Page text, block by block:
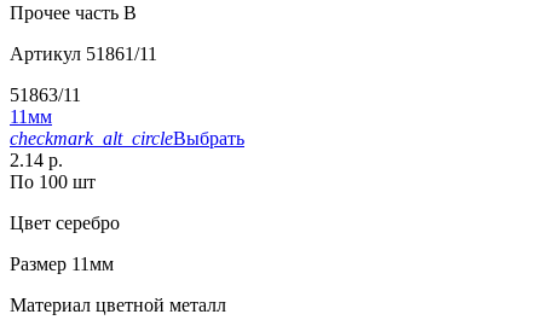
Прочее часть B
Артикул 51861/11
51863/11
11мм
checkmark_alt_circleВыбрать
2.14 р.
По 100 шт
Цвет серебро
Размер 11мм
Материал цветной металл